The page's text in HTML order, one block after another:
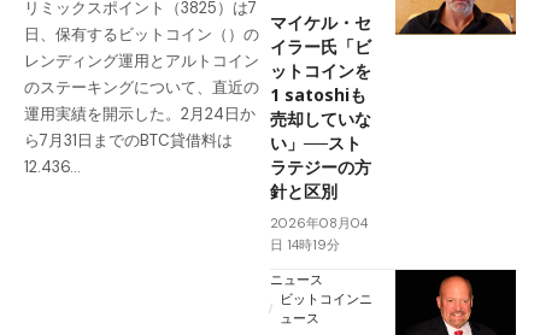
リミックスポイント（3825）は7
日、保有するビットコイン（）の
レンディング運用とアルトコイン
のステーキングについて、直近の
運用実績を開示した。2月24日か
ら7月31日までのBTC貸借料は
12.436…
マイケル・セ
イラー氏「ビ
ットコインを
1 satoshiも
売却していな
い」──スト
ラテジーの方
針と区別
2026年08月04
日 14時19分
ニュース
ビットコインニ
ュース